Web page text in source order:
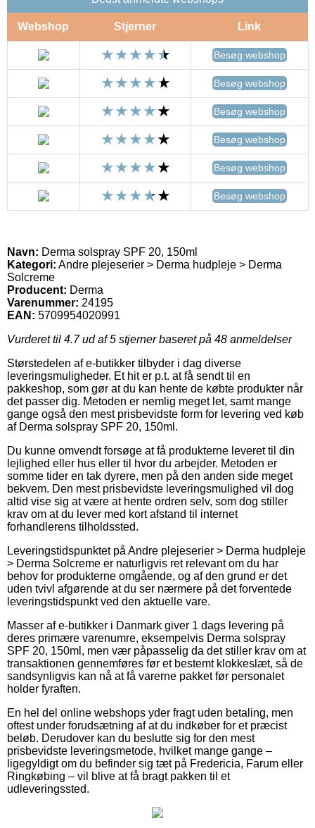
Webshop Stjerner Link
Besøg webshop
Besøg webshop
Besøg webshop
Besøg webshop
Besøg webshop
Besøg webshop
Navn: Derma solspray SPF 20, 150ml
Kategori: Andre plejeserier > Derma hudpleje > Derma
Solcreme
Producent: Derma
Varenummer: 24195
EAN: 5709954020991
Vurderet til 4.7ud af 5 stjerner baseret på 48 anmeldelser
Størstedelen af e-butikker tilbyder i dag diverse
leveringsmuligheder. Et hit er p.t. at få sendt til en
pakkeshop, som gør at du kan hente de købte produkter når
det passer dig. Metoden er nemlig meget let, samt mange
gange også den mest prisbevidste form for levering ved køb
af Derma solspray SPF 20, 150ml.
Du kunne omvendt forsøge at få produkterne leveret til din
lejlighed eller hus eller til hvor du arbejder. Metoden er
somme tider en tak dyrere, men på den anden side meget
bekvem. Den mest prisbevidste leveringsmulighed vil dog
altid vise sig at være at hente ordren selv, som dog stiller
krav om at du lever med kort afstand til internet
forhandlerens tilholdssted.
Leveringstidspunktet på Andre plejeserier > Derma hudpleje
> Derma Solcreme er naturligvis ret relevant om du har
behov for produkterne omgående, og af den grund er det
uden tvivl afgørende at du ser nærmere på det forventede
leveringstidspunkt ved den aktuelle vare.
Masser af e-butikker i Danmark giver 1 dags levering på
deres primære varenumre, eksempelvis Derma solspray
SPF 20, 150ml, men vær påpasselig da det stiller krav om at
transaktionen gennemføres før et bestemt klokkeslæt, så de
sandsynligvis kan nå at få varerne pakket før personalet
holder fyraften.
En hel del online webshops yder fragt uden betaling, men
oftest under forudsætning af at du indkøber for et præcist
beløb. Derudover kan du beslutte sig for den mest
prisbevidste leveringsmetode, hvilket mange gange –
ligegyldigt om du befinder sig tæt på Fredericia, Farum eller
Ringkøbing – vil blive at få bragt pakken til et
udleveringssted.